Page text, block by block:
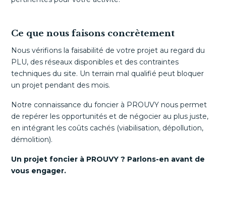
Ce que nous faisons concrètement
Nous vérifions la faisabilité de votre projet au regard du
PLU, des réseaux disponibles et des contraintes
techniques du site. Un terrain mal qualifié peut bloquer
un projet pendant des mois.
Notre connaissance du foncier à PROUVY nous permet
de repérer les opportunités et de négocier au plus juste,
en intégrant les coûts cachés (viabilisation, dépollution,
démolition).
Un projet foncier à PROUVY ? Parlons-en avant de
vous engager.